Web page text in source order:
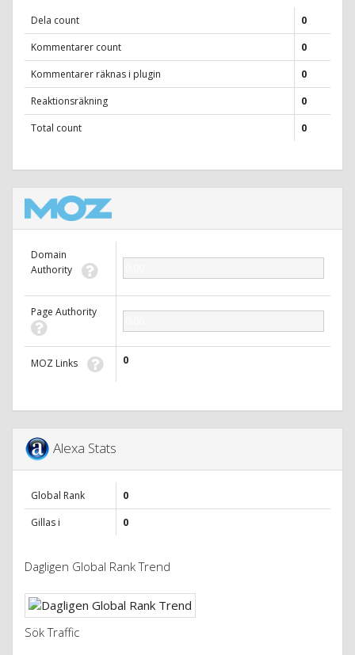
Dela count
0
Kommentarer count
0
Kommentarer räknas i plugin
0
Reaktionsräkning
0
Total count
0
Domain
Authority
Page Authority
MOZ Links 0
Alexa Stats
Global Rank
0
Gillas i
0
Dagligen Global Rank Trend
Sök Traffic